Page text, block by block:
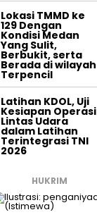
Lokasi TMMD ke
129 Dengan
Kondisi Medan
Yang Sulit,
Berbukit, serta
Berada di wilayah
Terpencil
Latihan KDOL, Uji
Kesiapan Operasi
Lintas Udara
dalam Latihan
Terintegrasi TNI
2026
HUKRIM